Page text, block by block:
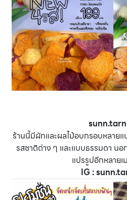
ร้านนี้มีผักและผลไม้อบกรอบหลาย
รสชาติต่าง ๆ และแบบธรรมดา
แปรรูปอีกหลาย
IG :